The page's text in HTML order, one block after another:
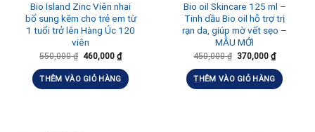
Bio Island Zinc Viên nhai
bổ sung kẽm cho trẻ em từ
1 tuổi trở lên Hàng Úc 120
viên
550,000₫ 460,000 ₫
THÊM VÀO GIỎ HÀNG
Bio oil Skincare 125 ml –
Tinh dầu Bio oil hỗ trợ trị
rạn da, giúp mờ vết sẹo –
MẪU MỚI
450,000₫ 370,000 ₫
THÊM VÀO GIỎ HÀNG